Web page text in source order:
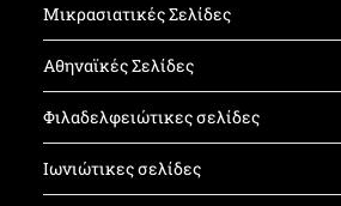
Μικρασιατικές Σελίδες
Αθηναϊκές Σελίδες
Φιλαδελφειώτικες σελίδες
Ιωνιώτικες σελίδες